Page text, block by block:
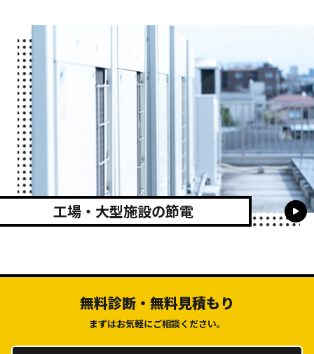
工場・大型施設の節電
無料診断・無料見積もり
まずはお気軽にご相談ください。